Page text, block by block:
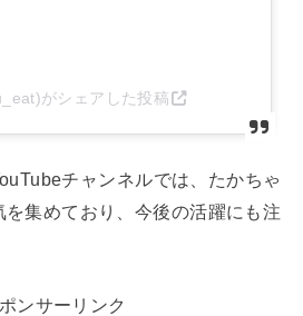
がシェアした投稿
チャンネルでは、たかちゃ
を集めており、今後の活躍にも注
ンサーリンク